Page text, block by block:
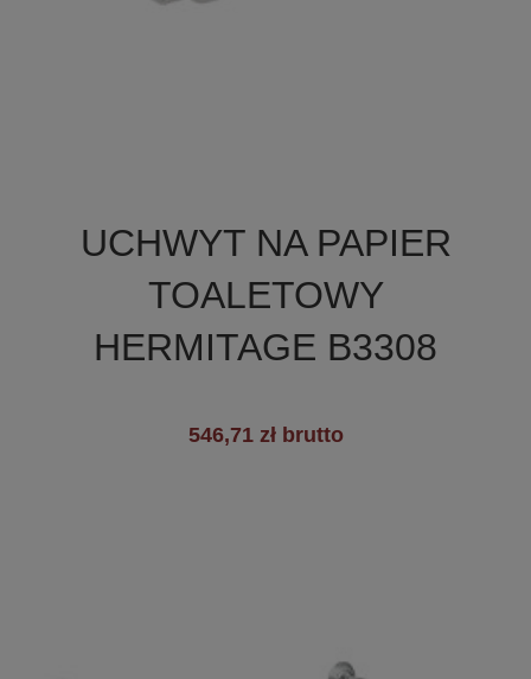
UCHWYT NA PAPIER
TOALETOWY
HERMITAGE B3308
546,71 zł brutto